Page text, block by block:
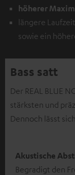
höherer
längere
sowie ein
Bass satt
Der REAL BLUE
stärksten und
Dennoch lässt
Akustische
Begradigt den